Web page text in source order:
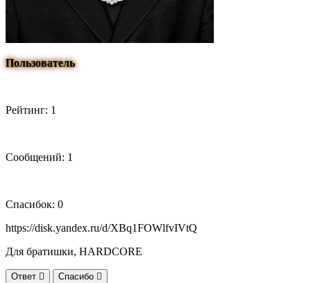
Пользователь
Рейтинг: 1
Сообщений: 1
Спасибок: 0
https://disk.yandex.ru/d/XBq1FOWlfvIVtQ
Для братишки, HARDCORE
Ответ Спасибо